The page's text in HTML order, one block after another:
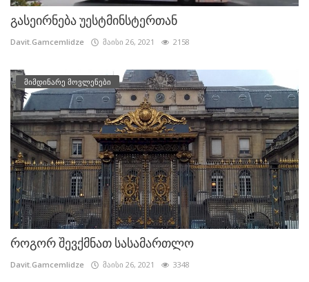
გასეირნება უესტმინსტერთან
Davit.Gamcemlidze მაისი 26, 2021 2158
მიმდინარე მოვლენები
როგორ შევქმნათ სასამართლო
Davit.Gamcemlidze მაისი 26, 2021 3348